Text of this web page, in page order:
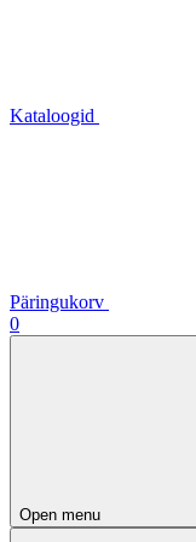
Kataloogid
Päringukorv
0
Open menu